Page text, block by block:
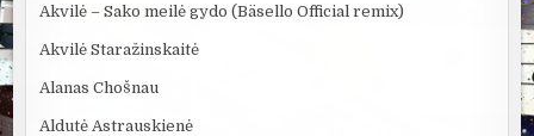
Akvilė – Sako meilė gydo (Bäsello Official remix)
Akvilė Staražinskaitė
Alanas Chošnau
Aldutė Astrauskienė